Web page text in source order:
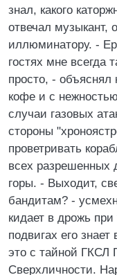
знал, какого
отвечал музыкант,
иллюминатору. -
гостях мне всегда
просто, - объяснял
кофе и с
случаи газовых
стороны
проветривать
всех разрешенных
горы. - Выходит,
бандитам? -
кидает в дрожь
подвигах его
это с тайной ГКСЛ
Сверхличности.